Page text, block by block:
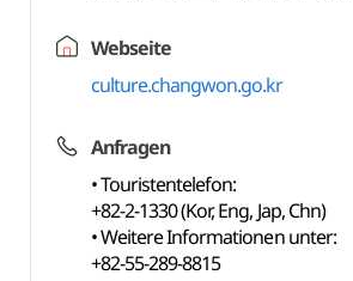
Webseite
culture.changwon.go.kr
Anfragen
• Touristentelefon:
+82-2-1330 (Kor, Eng, Jap, Chn)
• Weitere Informationen unter:
+82-55-289-8815